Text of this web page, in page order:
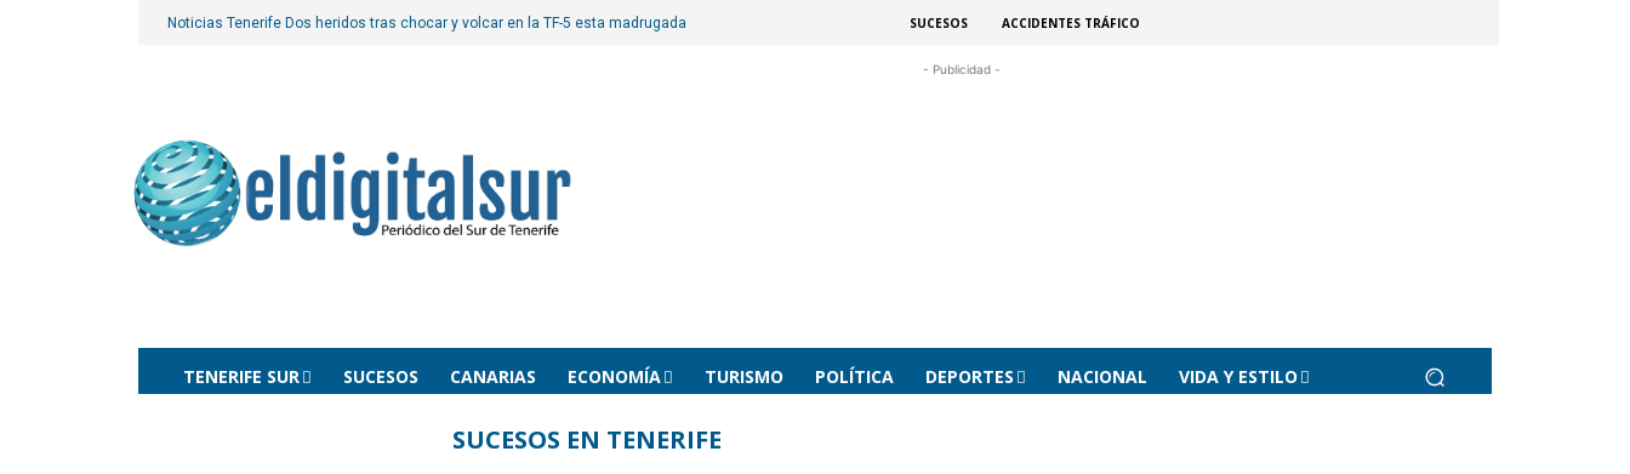
Noticias Tenerife Dos heridos tras chocar y volcar en la TF-5 esta madrugada SUCESOS ACCIDENTES TRÁFICO
- Publicidad -
TENERIFE SUR SUCESOS CANARIAS ECONOMÍA TURISMO POLÍTICA DEPORTES NACIONAL VIDA Y ESTILO
SUCESOS EN TENERIFE